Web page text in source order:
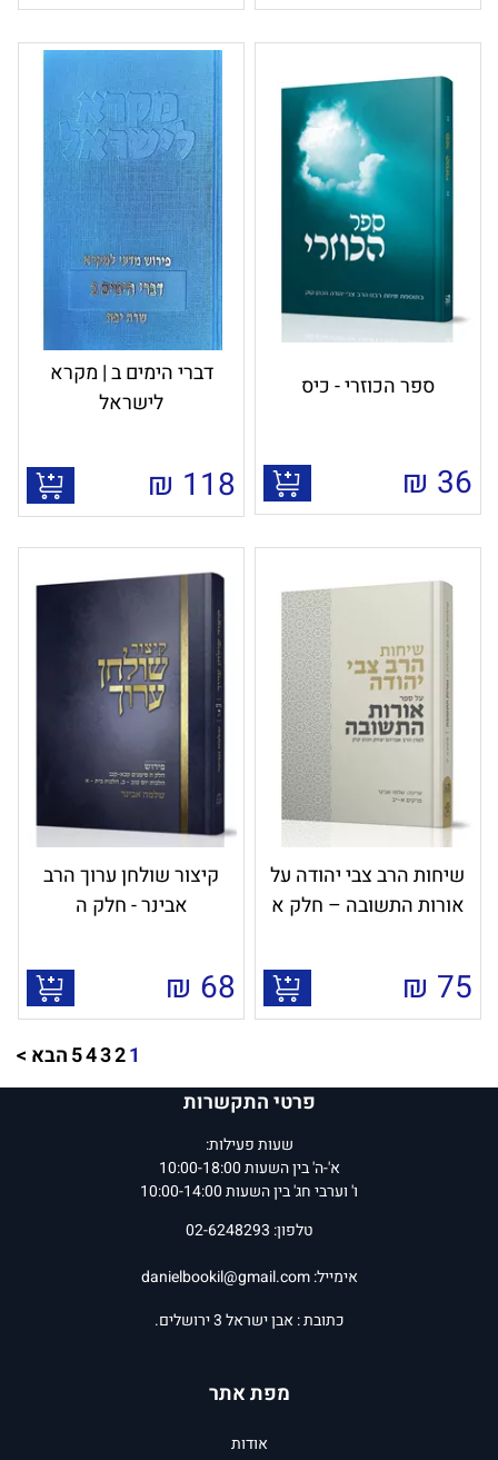
ספר הכוזרי - כיס
36
₪
דברי הימים ב | מקרא
לישראל
118
₪
שיחות הרב צבי יהודה על
אורות התשובה – חלק א
75
₪
קיצור שולחן ערוך הרב
אבינר - חלק ה
68
₪
1
2
3
4
5הבא >
פרטי התקשרות
שעות פעילות:
א'-ה' בין השעות 10:00-18:00
ו' וערבי חג' בין השעות 10:00-14:00
טלפון: 02-6248293
אימייל:danielbookil@gmail.com
כתובת : אבן ישראל 3 ירושלים.
מפת אתר
אודות